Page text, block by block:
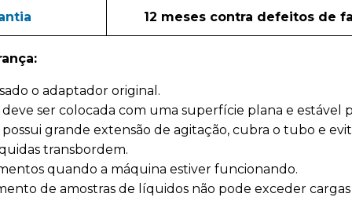
12 meses contra defeitos de
o adaptador original.
ser colocada com uma superfície plana e estável
grande extensão de agitação, cubra o tubo e
transbordem.
quando a máquina estiver funcionando.
de amostras de líquidos não pode exceder cargas